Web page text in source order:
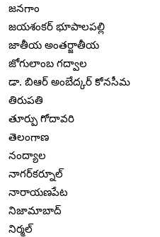
జనగాం
జయశంకర్ భూపాలపల్లి
జాతీయ అంతర్జాతీయ
జోగులాంబ గద్వాల
డా. బిఆర్ అంబేద్కర్ కోనసీమ
తిరుపతి
తూర్పు గోదావరి
తెలంగాణ
నంద్యాల
నాగర్‌కర్నూల్
నారాయణపేట
నిజామాబాద్
నిర్మల్